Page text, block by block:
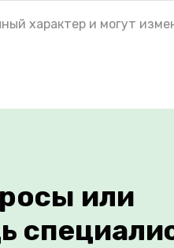
характер и могут
или